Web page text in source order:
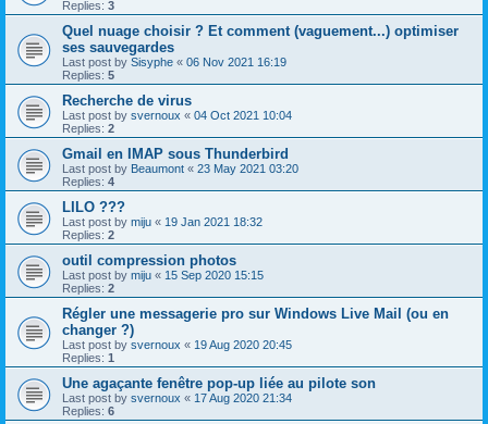
Replies: 3
Quel nuage choisir ? Et comment (vaguement...) optimiser
ses sauvegardes
Last post by Sisyphe « 06 Nov 2021 16:19
Replies: 5
Recherche de virus
Last post by svernoux « 04 Oct 2021 10:04
Replies: 2
Gmail en IMAP sous Thunderbird
Last post by Beaumont « 23 May 2021 03:20
Replies: 4
LILO ???
Last post by miju « 19 Jan 2021 18:32
Replies: 2
outil compression photos
Last post by miju « 15 Sep 2020 15:15
Replies: 2
Régler une messagerie pro sur Windows Live Mail (ou en
changer ?)
Last post by svernoux « 19 Aug 2020 20:45
Replies: 1
Une agaçante fenêtre pop-up liée au pilote son
Last post by svernoux « 17 Aug 2020 21:34
Replies: 6